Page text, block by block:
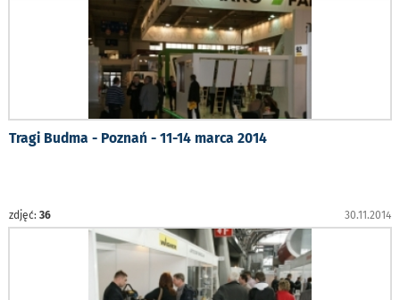
Tragi Budma - Poznań - 11-14 marca 2014
zdjęć: 36 30.11.2014